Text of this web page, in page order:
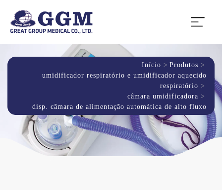
Início
Produtos
umidificador respiratório e umidificador aquecido
respiratório
câmara umidificadora
disp. câmara de alimentação automática de alto fluxo